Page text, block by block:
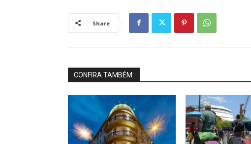
Share
CONFIRA TAMBÉM: